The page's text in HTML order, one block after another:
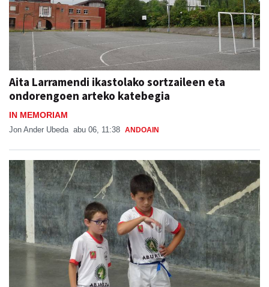
Aita Larramendi ikastolako sortzaileen eta
ondorengoen arteko katebegia
IN MEMORIAM
Jon Ander Ubeda abu 06, 11:38 ANDOAIN